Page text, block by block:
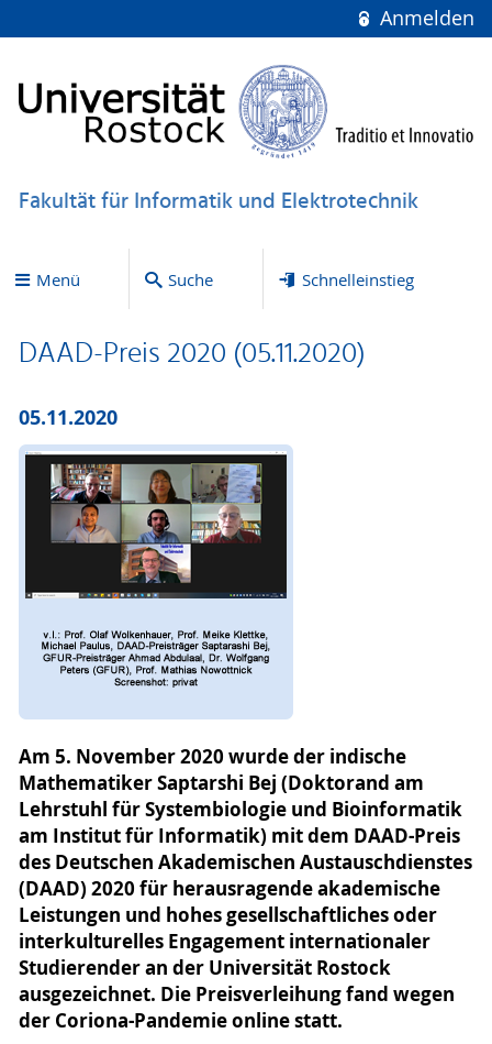
Anmelden
Fakultät für Informatik und Elektrotechnik
Menü Suche Schnelleinstieg
DAAD-Preis 2020 (05.11.2020)
05.11.2020
Am 5. November 2020 wurde der indische
Mathematiker Saptarshi Bej (Doktorand am
Lehrstuhl für Systembiologie und Bioinformatik
am Institut für Informatik) mit dem DAAD-Preis
des Deutschen Akademischen Austauschdienstes
(DAAD) 2020 für herausragende akademische
Leistungen und hohes gesellschaftliches oder
interkulturelles Engagement internationaler
Studierender an der Universität Rostock
ausgezeichnet. Die Preisverleihung fand wegen
der Coriona-Pandemie online statt.